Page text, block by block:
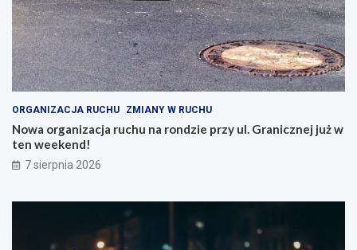
ORGANIZACJA RUCHU ZMIANY W RUCHU
Nowa organizacja ruchu na rondzie przy ul. Granicznej już w
ten weekend!
7 sierpnia 2026